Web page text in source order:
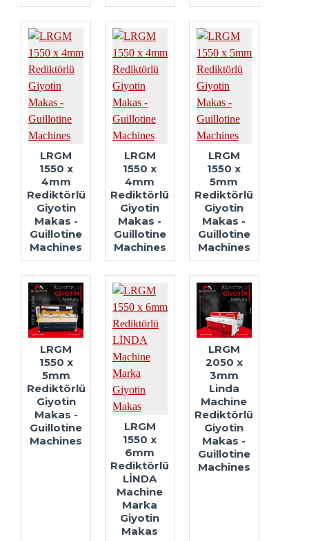
LRGM
1550 x
4mm
Rediktörlü
Giyotin
Makas -
Guillotine
Machines
LRGM
1550 x
4mm
Rediktörlü
Giyotin
Makas -
Guillotine
Machines
LRGM
1550 x
5mm
Rediktörlü
Giyotin
Makas -
Guillotine
Machines
LRGM
1550 x
5mm
Rediktörlü
Giyotin
Makas -
Guillotine
Machines
LRGM
1550 x
6mm
Rediktörlü
LİNDA
Machine
Marka
Giyotin
Makas
LRGM
2050 x
3mm
Linda
Machine
Rediktörlü
Giyotin
Makas -
Guillotine
Machines